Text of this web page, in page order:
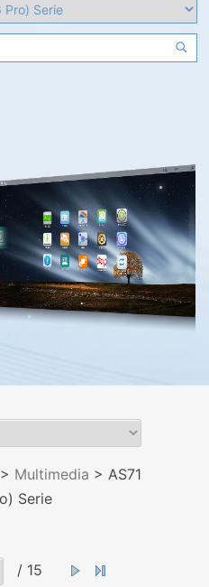
> Multimedia > AS71
Serie
/ 15